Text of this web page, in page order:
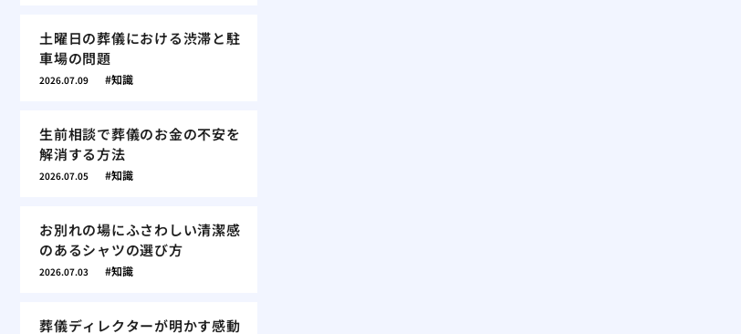
土曜日の葬儀における渋滞と駐
車場の問題
2026.07.09 知識
生前相談で葬儀のお金の不安を
解消する方法
2026.07.05 知識
お別れの場にふさわしい清潔感
のあるシャツの選び方
2026.07.03 知識
葬儀ディレクターが明かす感動